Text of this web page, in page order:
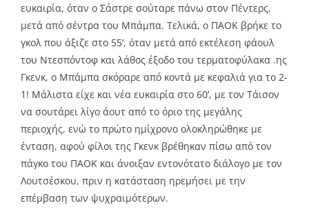
ευκαιρία, όταν ο Σάστρε σούταρε πάνω στον Πέντερς,
μετά από σέντρα του Μπάμπα. Τελικά, ο ΠΑΟΚ βρήκε το
γκολ που άξιζε στο 55’, όταν μετά από εκτέλεση φάουλ
του Ντεσπόντοφ και λάθος έξοδο του τερματοφύλακα .ης
Γκενκ, ο Μπάμπα σκόραρε από κοντά με κεφαλιά για το 2-
1! Μάλιστα είχε και νέα ευκαιρία στο 60’, με τον Τάισον
να σουτάρει λίγο άουτ από το όριο της μεγάλης
περιοχής, ενώ το πρώτο ημίχρονο ολοκληρώθηκε με
ένταση, αφού φίλοι της Γκενκ βρέθηκαν πίσω από τον
πάγκο του ΠΑΟΚ και άνοιξαν εντονότατο διάλογο με τον
Λουτσέσκου, πριν η κατάσταση ηρεμήσει με την
επέμβαση των ψυχραιμότερων.